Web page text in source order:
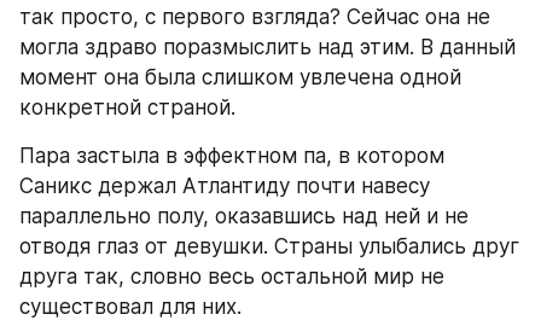
так просто, с первого взгляда? Сейчас она не
могла здраво поразмыслить над этим. В данный
момент она была слишком увлечена одной
конкретной страной.
Пара застыла в эффектном па, в котором
Саникс держал Атлантиду почти навесу
параллельно полу, оказавшись над ней и не
отводя глаз от девушки. Страны улыбались друг
друга так, словно весь остальной мир не
существовал для них.